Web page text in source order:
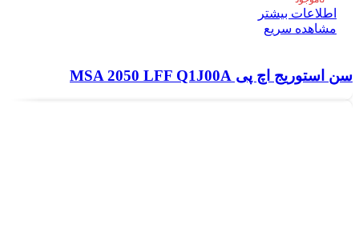
اطلاعات بیشتر
مشاهده سریع
سن استوریج اچ پی MSA 2050 LFF Q1J00A